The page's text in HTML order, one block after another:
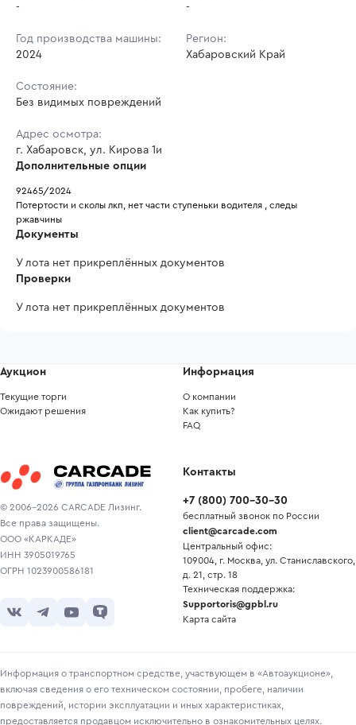
-
-
Год производства машины:
2024
Регион:
Хабаровский Край
Состояние:
Без видимых повреждений
Адрес осмотра:
г. Хабаровск, ул. Кирова 1и
Дополнительные опции
92465/2024
Потертости и сколы лкп, нет части ступеньки водителя , следы
ржавчины
Документы
У лота нет прикреплённых документов
Проверки
У лота нет прикреплённых документов
© 2006-2026 CARCADE Лизинг.
Все права защищены.
ООО «КАРКАДЕ»
ИНН 3905019765
ОГРН 1023900586181
Аукцион
Текущие торги
Ожидают решения
Информация
О компании
Как купить?
FAQ
Контакты
+7 (800) 700-30-30
бесплатный звонок по России
client@carcade.com
Центральный офис:
109004, г. Москва, ул. Станиславского,
д. 21, стр. 18
Техническая поддержка:
Supportoris@gpbl.ru
Карта сайта
Информация о транспортном средстве, участвующем в «Автоаукционе»,
включая сведения о его техническом состоянии, пробеге, наличии
повреждений, истории эксплуатации и иных характеристиках,
предоставляется продавцом исключительно в ознакомительных целях.